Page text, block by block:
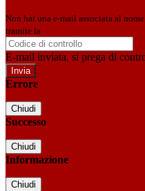
Non hai una e-mail associata al
tramite la
E-mail inviata, si prega di
Errore
Chiudi
Successo
Chiudi
Informazione
Chiudi